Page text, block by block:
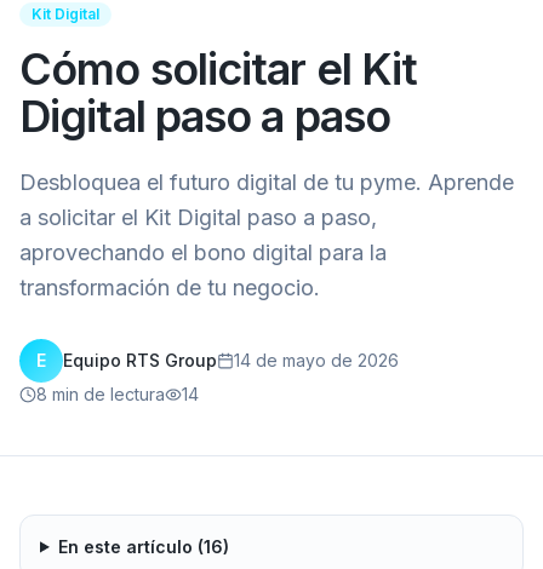
Kit Digital
Cómo solicitar el Kit
Digital paso a paso
Desbloquea el futuro digital de tu pyme. Aprende
a solicitar el Kit Digital paso a paso,
aprovechando el bono digital para la
transformación de tu negocio.
E Equipo RTS Group
14 de mayo de 2026
8 min de lectura 14
En este artículo (16)